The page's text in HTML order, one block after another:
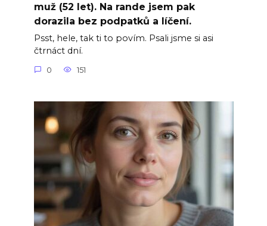
muž (52 let). Na rande jsem pak
dorazila bez podpatků a líčení.
Psst, hele, tak ti to povím. Psali jsme si asi
čtrnáct dní.
0 151